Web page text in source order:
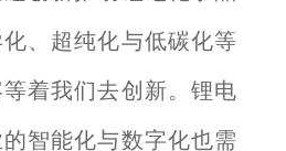
、超纯化与低碳化等
着我们去创新。锂电
智能化与数字化也需